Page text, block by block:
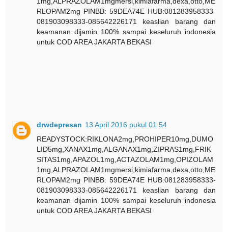
RLOPAM2mg PINBB: 59DEA74E HUB:081283958333-
081903098333-085642226171 keaslian barang dan
keamanan dijamin 100% sampai keseluruh indonesia
untuk COD AREA JAKARTA BEKASI
drwdepresan 13 April 2016 pukul 01.54
READYSTOCK:RIKLONA2mg,PROHIPER10mg,DUMO
LID5mg,XANAX1mg,ALGANAX1mg,ZIPRAS1mg,FRIK
SITAS1mg,APAZOL1mg,ACTAZOLAM1mg,OPIZOLAM
1mg,ALPRAZOLAM1mgmersi,kimiafarma,dexa,otto,ME
RLOPAM2mg PINBB: 59DEA74E HUB:081283958333-
081903098333-085642226171 keaslian barang dan
keamanan dijamin 100% sampai keseluruh indonesia
untuk COD AREA JAKARTA BEKASI